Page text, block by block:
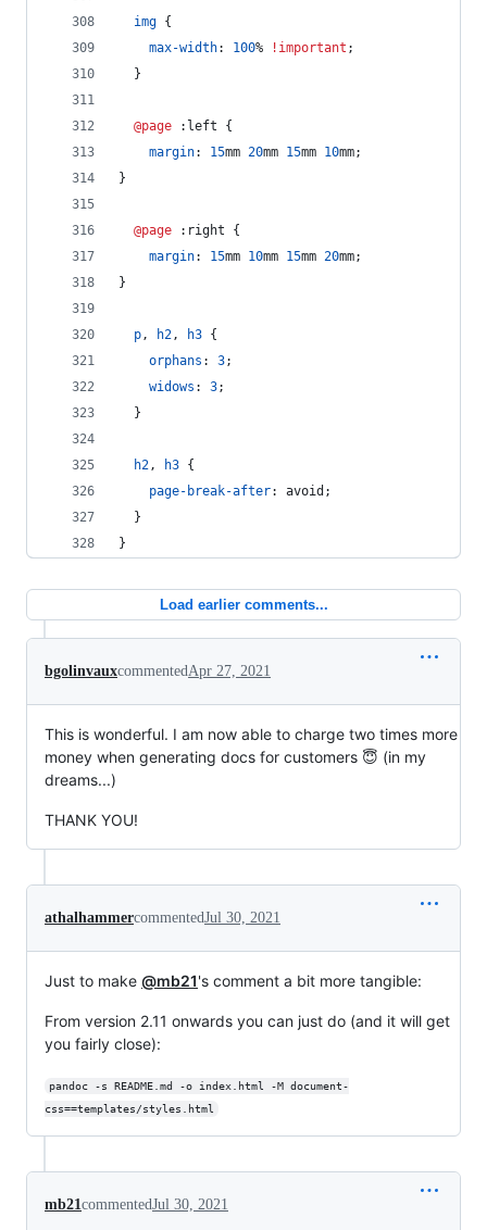
img {
max-width: 100% !important ;
  }
@page : left {
margin: 15mm 20mm 15mm 10mm;
}
@page : right {
margin: 15mm 10mm 15mm 20mm;
}
p, h2, h3 {
orphans : 3;
widows : 3;
  }
h2, h3 {
page-break-after:
avoid;
  }
}
Load earlier comments...
bgolinvauxcommentedApr 27, 2021
This is wonderful. I am now able to charge two times more
money when generating docs for customers 😇 (in my
dreams...)
THANK YOU!
athalhammercommentedJul 30, 2021
Just to make @mb21's comment a bit more tangible:
From version 2.11 onwards you can just do (and it will get
you fairly close):
pandoc -s README.md -o index.html -M document-
css==templates/styles.html
mb21commentedJul 30, 2021